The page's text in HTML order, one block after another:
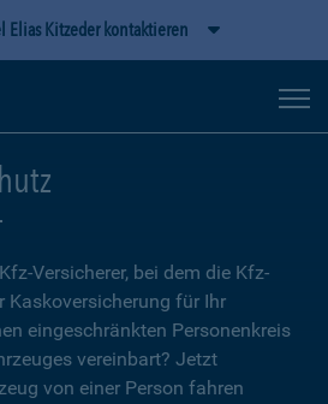
Elias Kitzeder kontaktieren
Versicherer, bei dem die Kfz-
für Ihr
eingeschränkten Personenkreis
vereinbart? Jetzt
von einer Person fahren